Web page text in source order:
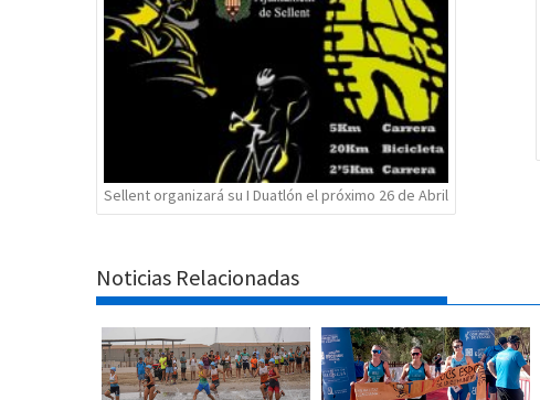
Sellent organizará su I Duatlón el próximo 26 de Abril
Noticias Relacionadas